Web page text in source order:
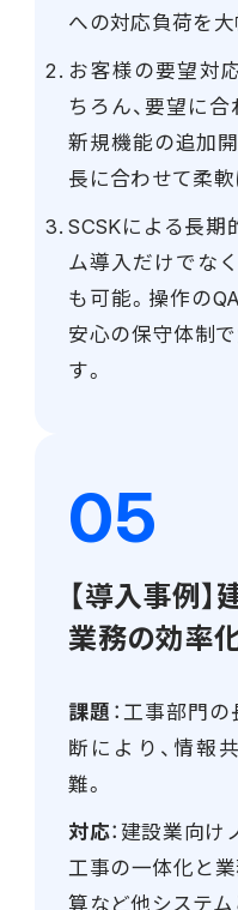
への対応負荷を大
お客様の要望対
ちろん、要望に
新規機能の追加
長に合わせて柔軟
SCSKによる長期
ム導入だけでな
も可能。操作の
安心の保守体制
す。
【導入事例
業務の効率
課題 ：工事部門
断により、情報
難。
対応：建設業向け
工事の一体化と業
算など他システム